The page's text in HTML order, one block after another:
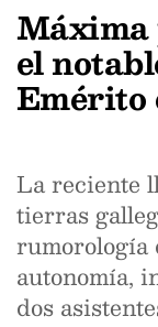
Máxima
el
Emérito
La reciente
tierras
rumorología
autonomía,
dos